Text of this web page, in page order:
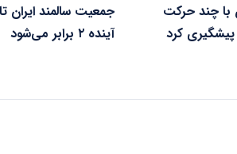
با چند حرکت
پیشگیری کرد
آینده ۲ برابر می‌شود